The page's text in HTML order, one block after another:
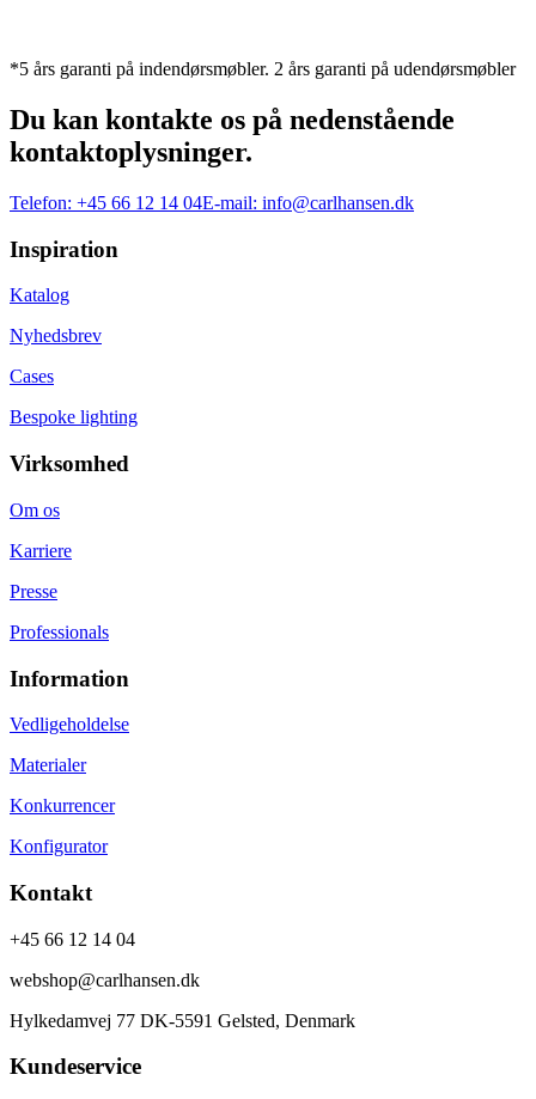
*5 års garanti på indendørsmøbler. 2 års garanti på udendørsmøbler
Du kan kontakte os på nedenstående
kontaktoplysninger.
Telefon: +45 66 12 14 04E-mail: info@carlhansen.dk
Inspiration
Katalog
Nyhedsbrev
Cases
Bespoke lighting
Virksomhed
Om os
Karriere
Presse
Professionals
Information
Vedligeholdelse
Materialer
Konkurrencer
Konfigurator
Kontakt
+45 66 12 14 04
webshop@carlhansen.dk
Hylkedamvej 77 DK-5591 Gelsted, Denmark
Kundeservice